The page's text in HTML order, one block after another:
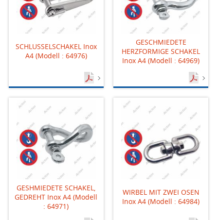
SCHLUSSELSCHAKEL Inox
A4 (Modell : 64976)
GESCHMIEDETE
HERZFORMIGE SCHAKEL
Inox A4 (Modell : 64969)
GESHMIEDETE SCHAKEL,
GEDREHT Inox A4 (Modell
: 64971)
WIRBEL MIT ZWEI OSEN
Inox A4 (Modell : 64984)